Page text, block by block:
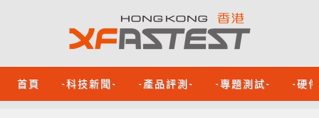
首頁 -科技新聞- -產品評測- -專題測試- -硬